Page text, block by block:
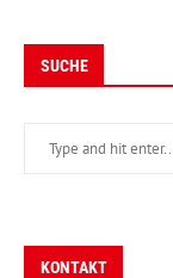
SUCHE
KONTAKT